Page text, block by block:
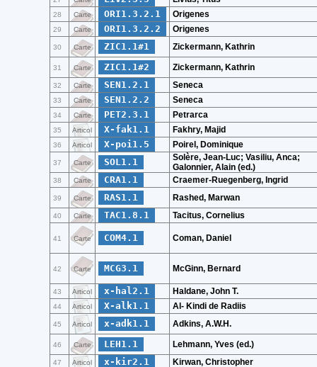
28 Carte ORI1.3.2.1 Origenes
29 Carte ORI1.3.2.2 Origenes
30 Carte ZIC1.1#1 Zickermann, Kathrin
31 Carte ZIC1.1#2 Zickermann, Kathrin
32 Carte SEN1.2.1 Seneca
33 Carte SEN1.2.2 Seneca
34 Carte PET2.3.1 Petrarca
35 Articol X-fak1.1 Fakhry, Majid
36 Articol X-poi1.5 Poirel, Dominique
37 Carte SOL1.1
Solère, Jean-Luc; Vasiliu, Anca;
Galonnier, Alain (ed.)
38 Carte CRA1.1 Craemer-Ruegenberg, Ingrid
39 Carte RAS1.1 Rashed, Marwan
40 Carte TAC1.8.1 Tacitus, Cornelius
41 Carte COM4.1 Coman, Daniel
42 Carte MCG3.1 McGinn, Bernard
43 Articol x-hal2.1 Haldane, John T.
44 Articol X-alk1.1 Al- Kindi de Radiis
45 Articol x-adk1.1 Adkins, A.W.H.
46 Carte LEH1.1 Lehmann, Yves (ed.)
47 Articol x-kir2.1 Kirwan, Christopher